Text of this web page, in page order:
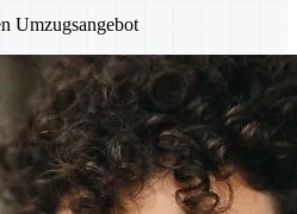
Umzugsangebot